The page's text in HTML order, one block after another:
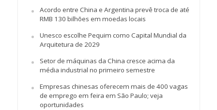
Acordo entre China e Argentina prevê troca de até
RMB 130 bilhões em moedas locais
Unesco escolhe Pequim como Capital Mundial da
Arquitetura de 2029
Setor de máquinas da China cresce acima da
média industrial no primeiro semestre
Empresas chinesas oferecem mais de 400 vagas
de emprego em feira em São Paulo; veja
oportunidades